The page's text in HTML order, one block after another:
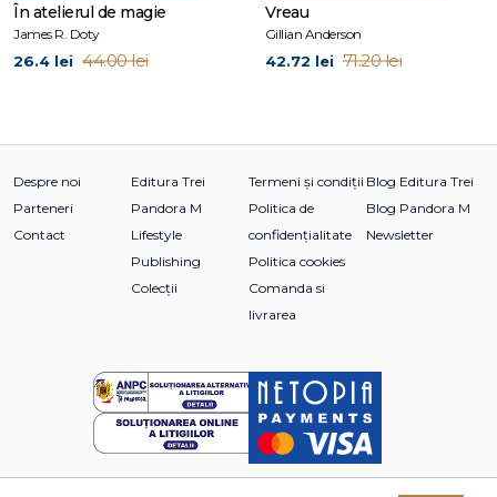
În atelierul de magie
James R. Doty
26.4 lei 44.00 lei
Vreau
Gillian Anderson
42.72 lei 71.20 lei
Despre noi
Parteneri
Contact
Editura Trei
Pandora M
Lifestyle
Publishing
Colecții
Termeni și condiții
Politica de
confidențialitate
Politica cookies
Comanda si
livrarea
Blog Editura Trei
Blog Pandora M
Newsletter